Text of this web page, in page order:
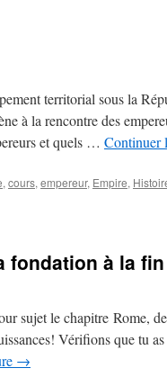
territorial sous la
à la rencontre des
et quels … Continuer
, cours, empereur, Empire,
fondation à la
sujet le chapitre Rome,
Vérifions que tu
→